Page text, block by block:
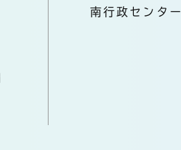
南行政センター